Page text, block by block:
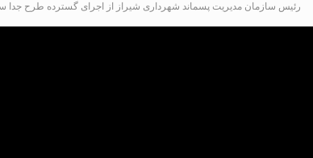
رئیس سازمان مدیریت پسماند شهرداری شیراز از اجرای گسترده طرح جدا